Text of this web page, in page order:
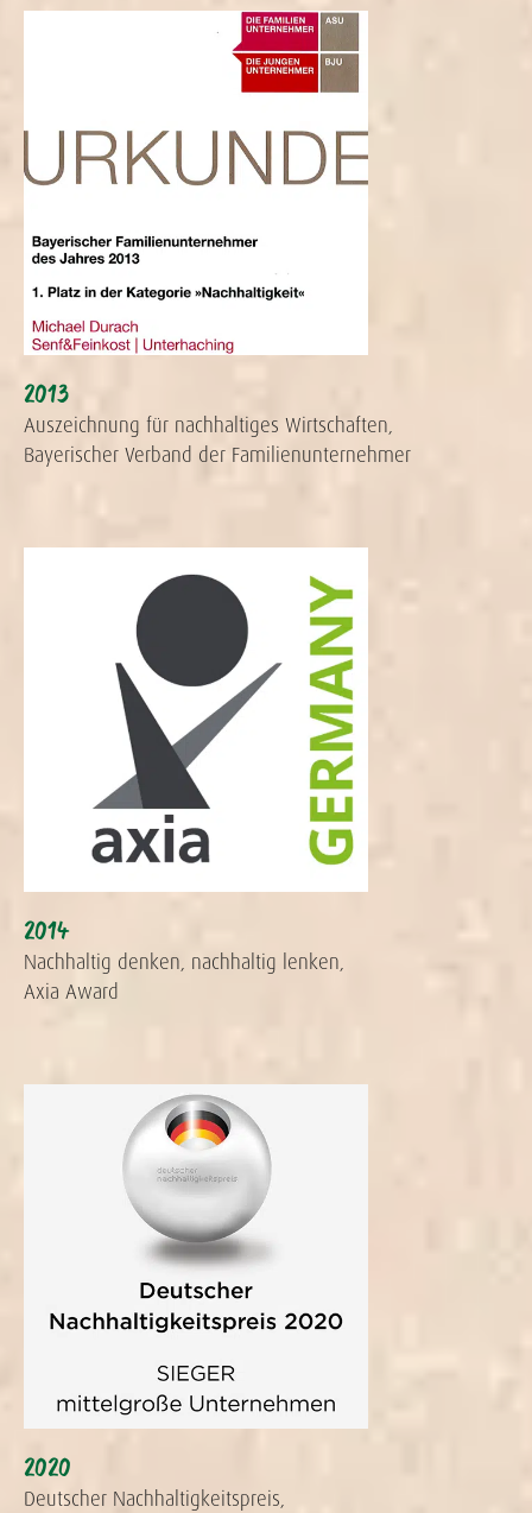
2013
Auszeichnung für nachhaltiges Wirtschaften,
Bayerischer Verband der Familienunternehmer
2014
Nachhaltig denken, nachhaltig lenken,
Axia Award
2020
Deutscher Nachhaltigkeitspreis,